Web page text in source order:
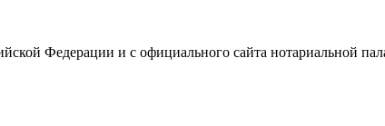
Федерации и с официального сайта нотариальной